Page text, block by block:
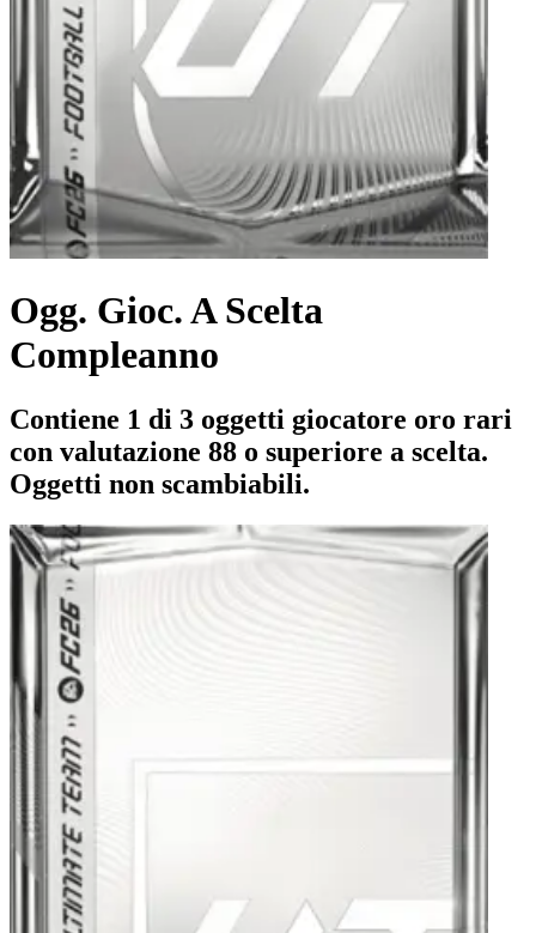
Ogg. Gioc. A Scelta
Compleanno
Contiene 1 di 3 oggetti giocatore oro rari
con valutazione 88 o superiore a scelta.
Oggetti non scambiabili.